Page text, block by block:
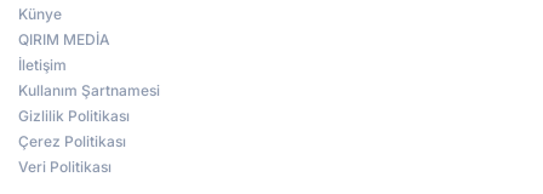
Künye
QIRIM MEDİA
İletişim
Kullanım Şartnamesi
Gizlilik Politikası
Çerez Politikası
Veri Politikası